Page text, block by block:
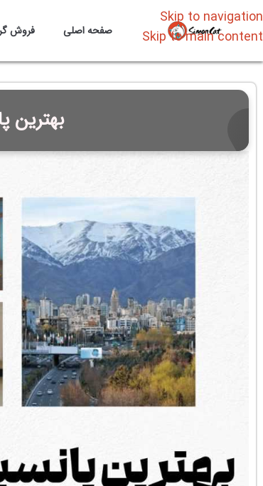
Skip to navigation
Skip to main content
صفحه اصلی فروش
بهترین